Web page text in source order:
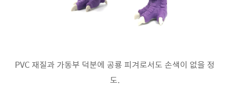
PVC 재질과 가동부 덕분에 공룡 피겨로서도 손색이 없을 정
도.